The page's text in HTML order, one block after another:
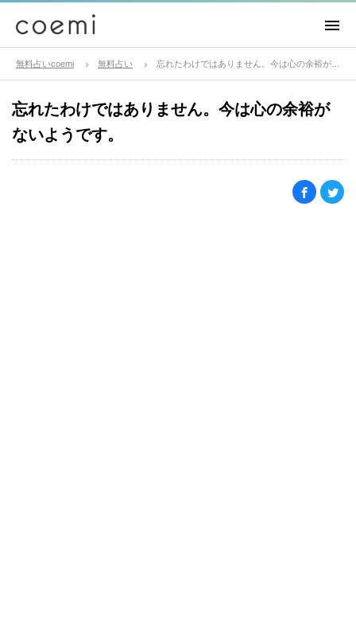
無料占いcoemi 無料占い
忘れたわけではありません。今は心の余裕が
ないようです。